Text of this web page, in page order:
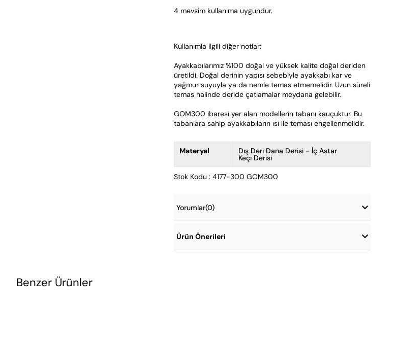
4 mevsim kullanıma uygundur.
Kullanımla ilgili diğer notlar:
Ayakkabılarımız %100 doğal ve yüksek kalite doğal deriden
üretildi. Doğal derinin yapısı sebebiyle ayakkabı kar ve
yağmur suyuyla ya da nemle temas etmemelidir. Uzun süreli
temas halinde deride çatlamalar meydana gelebilir.
GOM300 ibaresi yer alan modellerin tabanı kauçuktur. Bu
tabanlara sahip ayakkabıların ısı ile teması engellenmelidir.
Materyal Dış Deri Dana Derisi - İç Astar
Keçi Derisi
Stok Kodu : 4177-300 GOM300
Yorumlar(0)
Ürün Önerileri
Benzer Ürünler